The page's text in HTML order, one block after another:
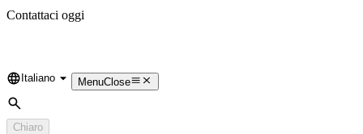
Contattaci oggi
Language
Italiano MenuClose
Cerca
Chiaro